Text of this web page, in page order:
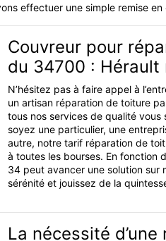
effectuer une simple remise
Couvreur pour
du 34700 : Hérault
N’hésitez pas à faire appel à
un artisan réparation de toiture
tous nos services de qualité
soyez une particulier, une
autre, notre tarif réparation de
à toutes les bourses. En fonction
34 peut avancer une solution sur
sérénité et jouissez de la
La nécessité